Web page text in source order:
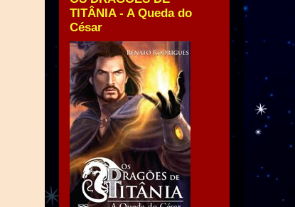
TITÂNIA - A Queda do
César